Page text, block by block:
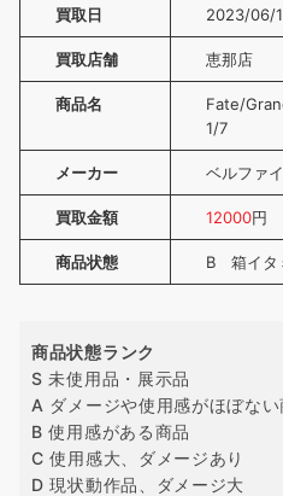
買取日 2023/06/
買取店舗 恵那店
商品名
Fate/
1/7
メーカー ベルファ
買取金額 12000円
商品状態 B 箱イタ
商品状態ランク
S 未使用品・展示品
A ダメージや使用感がほぼない
B 使用感がある商品
C 使用感大、ダメージあり
D 現状動作品、ダメージ大